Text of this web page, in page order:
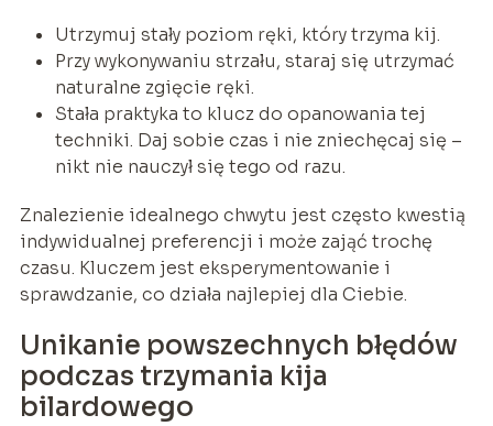
Utrzymuj stały poziom ręki, który trzyma kij.
Przy wykonywaniu strzału, staraj się utrzymać
naturalne zgięcie ręki.
Stała praktyka to klucz do opanowania tej
techniki. Daj sobie czas i nie zniechęcaj się –
nikt nie nauczył się tego od razu.
Znalezienie idealnego chwytu jest często kwestią
indywidualnej preferencji i może zająć trochę
czasu. Kluczem jest eksperymentowanie i
sprawdzanie, co działa najlepiej dla Ciebie.
Unikanie powszechnych błędów
podczas trzymania kija
bilardowego